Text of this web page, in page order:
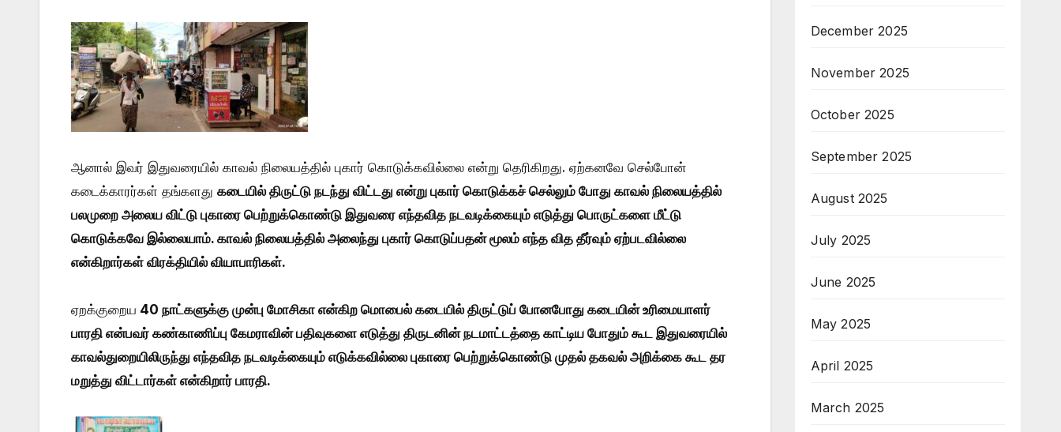
ஆனால் இவர் இதுவரையில் காவல் நிலையத்தில் புகார் கொடுக்கவில்லை என்று தெரிகிறது. ஏற்கனவே செல்போன்
கடைக்காரர்கள் தங்களது கடையில் திருட்டு நடந்து விட்டது என்று புகார் கொடுக்கச் செல்லும் போது காவல் நிலையத்தில்
பலமுறை அலைய விட்டு புகாரை பெற்றுக்கொண்டு இதுவரை எந்தவித நடவடிக்கையும் எடுத்து பொருட்களை மீட்டு
கொடுக்கவே இல்லையாம். காவல் நிலையத்தில் அலைந்து புகார் கொடுப்பதன் மூலம் எந்த வித தீர்வும் ஏற்படவில்லை
என்கிறார்கள் விரக்தியில் வியாபாரிகள்.
ஏறக்குறைய 40 நாட்களுக்கு முன்பு மோசிகா என்கிற மொபைல் கடையில் திருட்டுப் போனபோது கடையின் உரிமையாளர்
பாரதி என்பவர் கண்காணிப்பு கேமராவின் பதிவுகளை எடுத்து திருடனின் நடமாட்டத்தை காட்டிய போதும் கூட இதுவரையில்
காவல்துறையிலிருந்து எந்தவித நடவடிக்கையும் எடுக்கவில்லை புகாரை பெற்றுக்கொண்டு முதல் தகவல் அறிக்கை கூட தர
மறுத்து விட்டார்கள் என்கிறார் பாரதி.
December 2025
November 2025
October 2025
September 2025
August 2025
July 2025
June 2025
May 2025
April 2025
March 2025